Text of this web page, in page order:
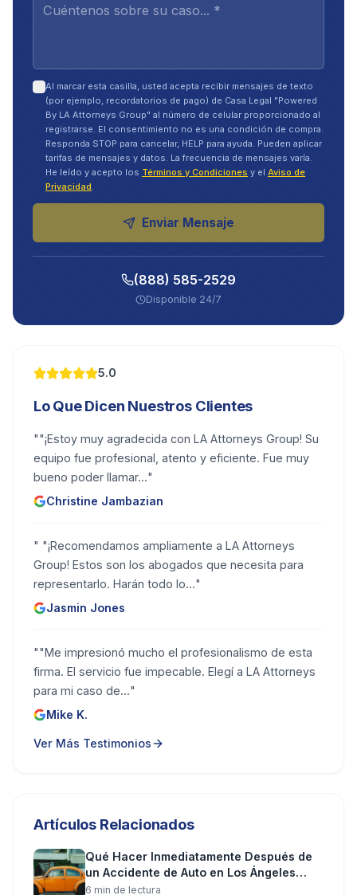
Al marcar esta casilla, usted acepta recibir mensajes de texto
(por ejemplo, recordatorios de pago) de Casa Legal "Powered
By LA Attorneys Group" al número de celular proporcionado al
registrarse. El consentimiento no es una condición de compra.
Responda STOP para cancelar, HELP para ayuda. Pueden aplicar
tarifas de mensajes y datos. La frecuencia de mensajes varía.
He leído y acepto los Términos y Condiciones y el Aviso de
Privacidad.
Enviar Mensaje
(888) 585-2529
Disponible 24/7
5.0
Lo Que Dicen Nuestros Clientes
""¡Estoy muy agradecida con LA Attorneys Group! Su
equipo fue profesional, atento y eficiente. Fue muy
bueno poder llamar..."
Christine Jambazian
" "¡Recomendamos ampliamente a LA Attorneys
Group! Estos son los abogados que necesita para
representarlo. Harán todo lo..."
Jasmin Jones
""Me impresionó mucho el profesionalismo de esta
firma. El servicio fue impecable. Elegí a LA Attorneys
para mi caso de..."
Mike K.
Ver Más Testimonios
Artículos Relacionados
Qué Hacer Inmediatamente Después de
un Accidente de Auto en Los Ángeles
(Paso a Paso)
6 min de lectura